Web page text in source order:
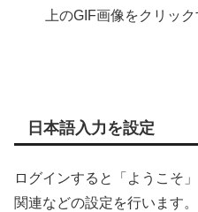
上のGIF画像をクリッ
日本語入力を設定
ログインすると「ようこそ
関連などの設定を行います。